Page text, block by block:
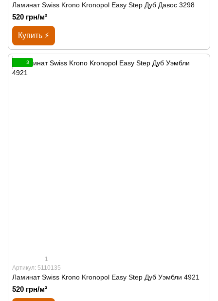
Ламинат Swiss Krono Kronopol Easy Step Дуб Давос 3298
520 грн/м²
Купить ⚡
3
1
Артикул: 5110135
Ламинат Swiss Krono Kronopol Easy Step Дуб Уэмбли 4921
520 грн/м²